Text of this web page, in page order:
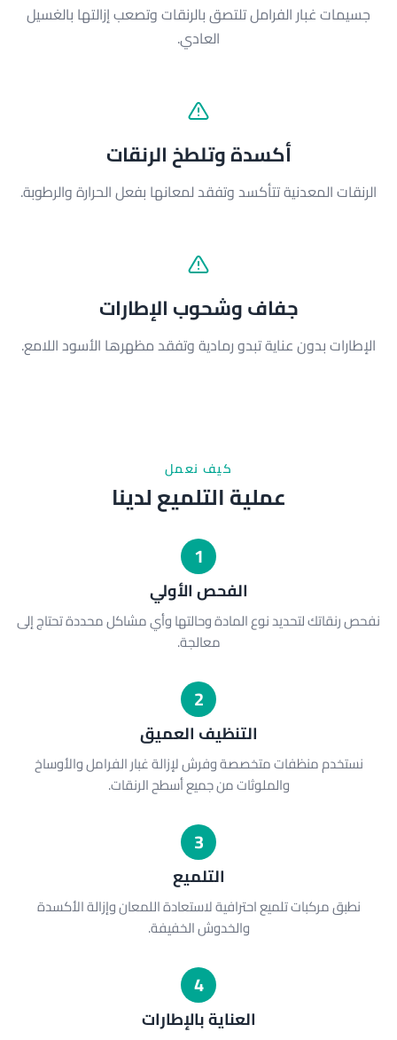
جسيمات غبار الفرامل تلتصق بالرنقات وتصعب إزالتها بالغسيل
العادي.
أكسدة وتلطخ الرنقات
الرنقات المعدنية تتأكسد وتفقد لمعانها بفعل الحرارة والرطوبة.
جفاف وشحوب الإطارات
الإطارات بدون عناية تبدو رمادية وتفقد مظهرها الأسود اللامع.
كيف نعمل
عملية التلميع لدينا
1
الفحص الأولي
نفحص رنقاتك لتحديد نوع المادة وحالتها وأي مشاكل محددة تحتاج إلى
معالجة.
2
التنظيف العميق
نستخدم منظفات متخصصة وفرش لإزالة غبار الفرامل والأوساخ
والملوثات من جميع أسطح الرنقات.
3
التلميع
نطبق مركبات تلميع احترافية لاستعادة اللمعان وإزالة الأكسدة
والخدوش الخفيفة.
4
العناية بالإطارات